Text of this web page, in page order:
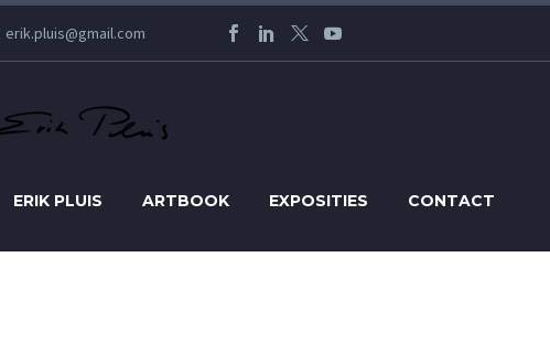
erik.pluis@gmail.com
ERIK PLUIS ARTBOOK EXPOSITIES CONTACT